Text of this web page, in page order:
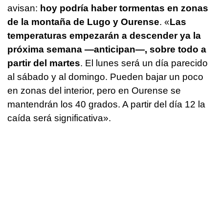
avisan: hoy podría haber tormentas en zonas
de la montaña de Lugo y Ourense. «Las
temperaturas empezarán a descender ya la
próxima semana —anticipan—, sobre todo a
partir del martes. El lunes será un día parecido
al sábado y al domingo. Pueden bajar un poco
en zonas del interior, pero en Ourense se
mantendrán los 40 grados. A partir del día 12 la
caída será significativa».